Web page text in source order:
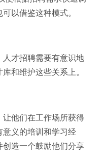
以借鉴这种模式。
才招聘需要有意识地
和维护这些关系上。
他们在工作场所获得
义的培训和学习经
造一个鼓励他们分享